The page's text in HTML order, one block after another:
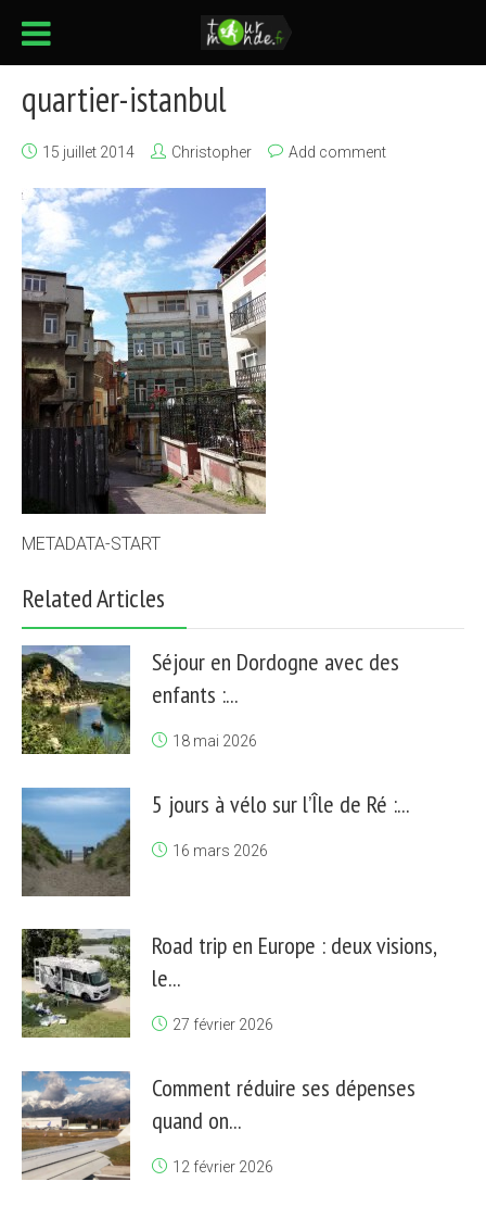
quartier-istanbul
15 juillet 2014 Christopher Add comment
METADATA-START
Related Articles
Séjour en Dordogne avec des
enfants :...
18 mai 2026
5 jours à vélo sur l’Île de Ré :...
16 mars 2026
Road trip en Europe : deux visions,
le...
27 février 2026
Comment réduire ses dépenses
quand on...
12 février 2026